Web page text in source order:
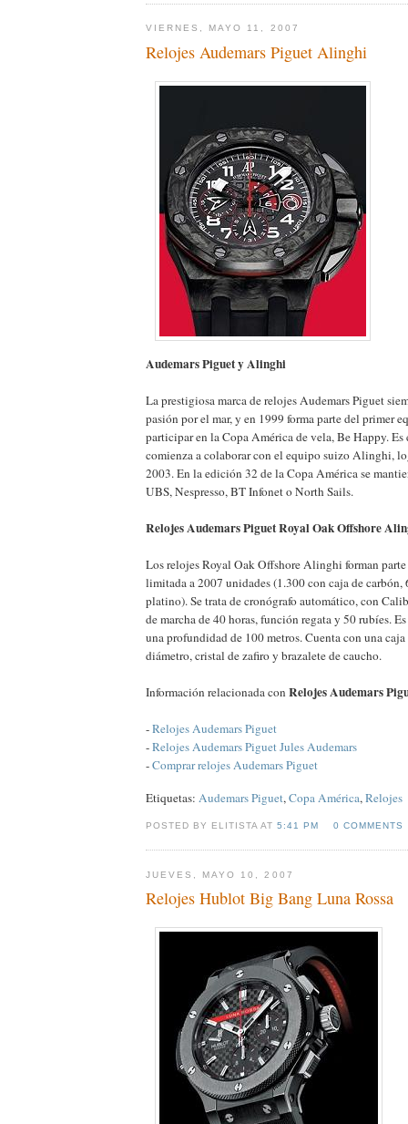
VIERNES, MAYO 11, 2007
Relojes Audemars Piguet Alinghi
Audemars Piguet y Alinghi
La prestigiosa marca de relojes Audemars Piguet
pasión por el mar, y en 1999 forma parte del primer
participar en la Copa América de vela, Be Happy. Es
comienza a colaborar con el equipo suizo Alinghi,
2003. En la edición 32 de la Copa América se
UBS, Nespresso, BT Infonet o North Sails.
Relojes Audemars Piguet Royal Oak Offshore
Los relojes Royal Oak Offshore Alinghi forman
limitada a 2007 unidades (1.300 con caja de carbón,
platino). Se trata de cronógrafo automático, con
de marcha de 40 horas, función regata y 50 rubíes.
una profundidad de 100 metros. Cuenta con una
diámetro, cristal de zafiro y brazalete de caucho.
Información relacionada con Relojes Audemars
-Relojes Audemars Piguet
-Relojes Audemars Piguet Jules Audemars
-Comprar relojes Audemars Piguet
Etiquetas: Audemars Piguet,Copa América,Relojes
POSTED BY ELITISTA AT5:41 PM 0 COMMENTS
JUEVES, MAYO 10, 2007
Relojes Hublot Big Bang Luna Rossa